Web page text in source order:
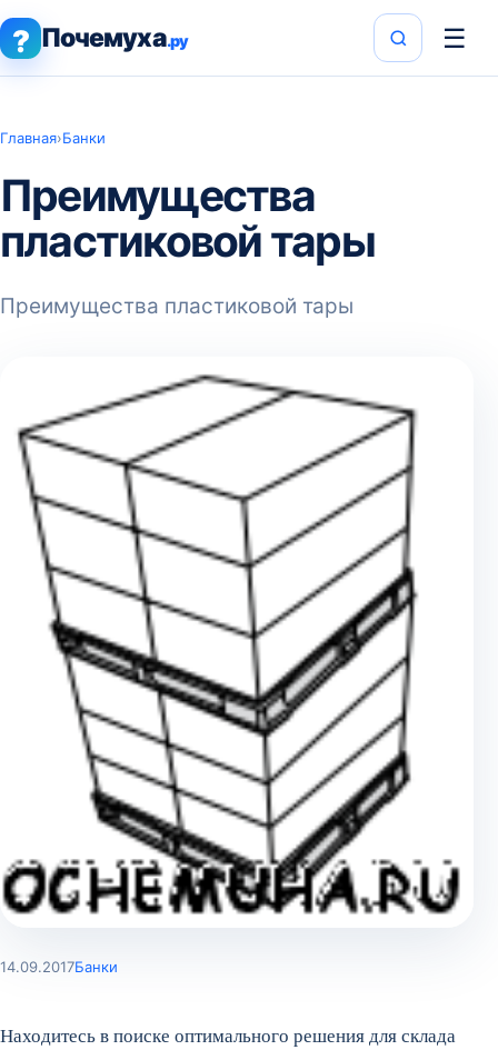
? Почемуха.ру ☰
Главная›Банки
Преимущества
пластиковой тары
Преимущества пластиковой тары
14.09.2017Банки
Находитесь в поиске оптимального решения для склада